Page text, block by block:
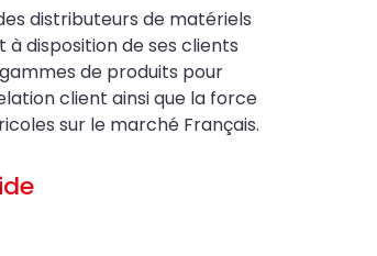
distributeurs de matériels
à disposition de ses clients
de produits pour
client ainsi que la force
sur le marché Français.